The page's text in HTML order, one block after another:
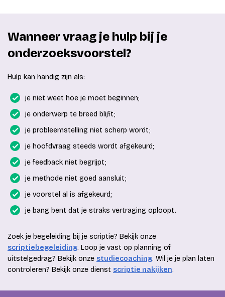
Wanneer vraag je hulp bij je
onderzoeksvoorstel?
Hulp kan handig zijn als:
je niet weet hoe je moet beginnen;
je onderwerp te breed blijft;
je probleemstelling niet scherp wordt;
je hoofdvraag steeds wordt afgekeurd;
je feedback niet begrijpt;
je methode niet goed aansluit;
je voorstel al is afgekeurd;
je bang bent dat je straks vertraging oploopt.
Zoek je begeleiding bij je scriptie? Bekijk onze
scriptiebegeleiding. Loop je vast op planning of
uitstelgedrag? Bekijk onze studiecoaching. Wil je je plan laten
controleren? Bekijk onze dienst scriptie nakijken.